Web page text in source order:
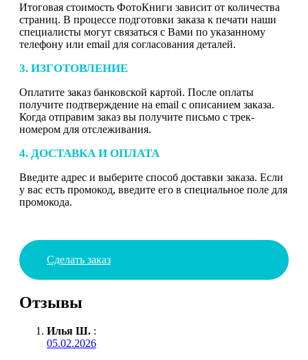
Итоговая стоимость ФотоКниги зависит от количества
страниц. В процессе подготовки заказа к печати наши
специалисты могут связаться с Вами по указанному
телефону или email для согласования деталей.
3. ИЗГОТОВЛЕНИЕ
Оплатите заказ банковской картой. После оплаты
получите подтверждение на email с описанием заказа.
Когда отправим заказ вы получите письмо с трек-
номером для отслеживания.
4. ДОСТАВКА И ОПЛАТА
Введите адрес и выберите способ доставки заказа. Если
у вас есть промокод, введите его в специальное поле для
промокода.
Сделать заказ
Отзывы
Илья Ш. :
05.02.2026